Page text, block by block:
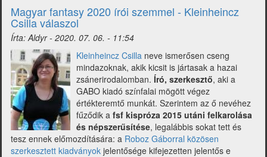
szemmel
-
Moskát
Anita
válaszol)
Magyar fantasy 2020 írói szemmel - Kleinheincz
Csilla válaszol
Írta:Aldyr- 2020. 07. 06. - 11:54
Kleinheincz Csilla neve ismerősen cseng
mindazoknak, akik kicsit is jártasak a hazai
zsánerirodalomban. Író, szerkesztő, aki a
GABO kiadó színfalai mögött végez
értékteremtő munkát. Szerintem az ő nevéhez
fűződik a fsf kispróza 2015 utáni felkarolása
és népszerűsítése, legalábbis sokat tett és
tesz ennek előmozdítására: a Roboz Gáborral közösen
szerkesztett kiadványok jelentősége kifejezetten jelentős e